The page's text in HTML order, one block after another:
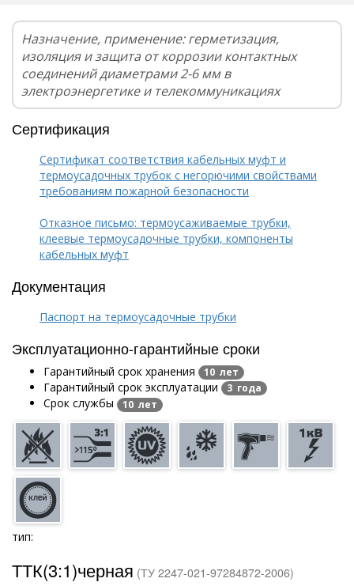
Назначение, применение: герметизация,
изоляция и защита от коррозии контактных
соединений диаметрами 2-6 мм в
электроэнергетике и телекоммуникациях
Сертификация
Сертификат соответствия кабельных муфт и
термоусадочных трубок с негорючими свойствами
требованиям пожарной безопасности
Отказное письмо: термоусаживаемые трубки,
клеевые термоусадочные трубки, компоненты
кабельных муфт
Документация
Паспорт на термоусадочные трубки
Эксплуатационно-гарантийные сроки
Гарантийный срок хранения 10 лет
Гарантийный срок эксплуатации 3 года
Срок службы 10 лет
тип:
ТТК(3:1)черная (ТУ 2247-021-97284872-2006)